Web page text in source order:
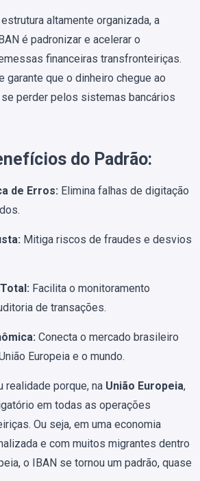
altamente organizada, a
é padronizar e acelerar o
financeiras transfronteiriças.
garante que o dinheiro chegue ao
perder pelos sistemas bancários
do Padrão:
de Erros: Elimina falhas de digitação
Mitiga riscos de fraudes e desvios
Facilita o monitoramento
de transações.
Conecta o mercado brasileiro
Europeia e o mundo.
realidade porque, na União Europeia,
em todas as operações
Ou seja, em uma economia
e com muitos migrantes dentro
o IBAN se tornou um padrão, quase